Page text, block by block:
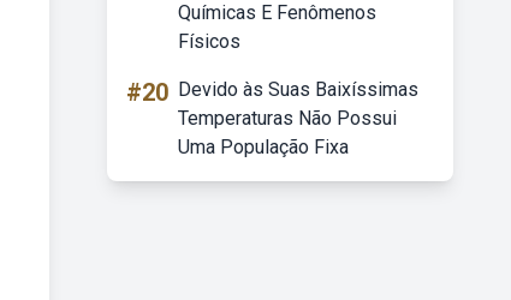
Químicas E Fenômenos
Físicos
#20 Devido às Suas Baixíssimas
Temperaturas Não Possui
Uma População Fixa